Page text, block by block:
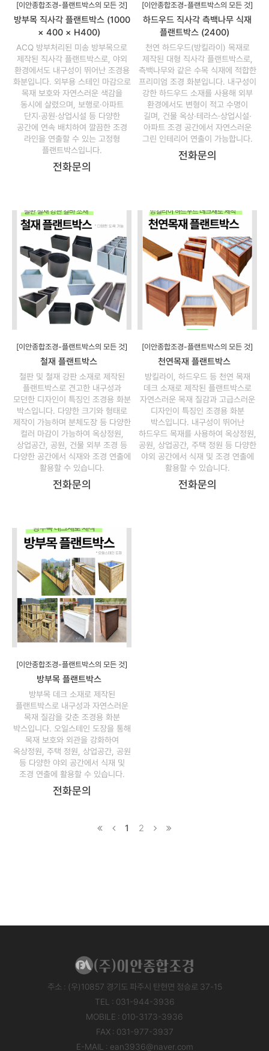
[이안종합조경-플랜트박스의 모든 것]
방부목 직사각 플랜트박스 (1000
× 400 × H400)
ACQ 방부처리된 미송 방부목으로
제작된 직사각 플랜트박스로, 야외
환경에서도 내구성이 뛰어난 조경용
화분입니다. 외부용 스테인 마감으로
목재 보호와 자연스러운 색감을
동시에 살렸으며, 보행로·아파트
단지·공원·상업시설 등 다양한
공간에 연속 배치하여 깔끔한 조경
라인을 연출할 수 있는 고정형
플랜트박스입니다.
전화문의
[이안종합조경-플랜트박스의 모든 것]
하드우드 직사각 측백나무 식재
플랜트박스 (2400)
천연 하드우드(방킬라이) 목재로
제작된 대형 직사각 플랜트박스로,
측백나무와 같은 수목 식재에 적합한
프리미엄 조경 화분입니다. 내구성이
강한 하드우드 소재를 사용해 외부
환경에서도 변형이 적고 수명이
길며, 건물 옥상·테라스·상업시설·
아파트 조경 공간에서 자연스러운
그린 인테리어 연출이 가능합니다.
전화문의
[이안종합조경-플랜트박스의 모든 것]
철재 플랜트박스
철판 및 철재 강판 소재로 제작된
플랜트박스로 견고한 내구성과
모던한 디자인이 특징인 조경용 화분
박스입니다. 다양한 크기와 형태로
제작이 가능하며 분체도장 등 다양한
컬러 마감이 가능하여 옥상정원,
상업공간, 공원, 건물 외부 조경 등
다양한 공간에서 식재와 조경 연출에
활용할 수 있습니다.
전화문의
[이안종합조경-플랜트박스의 모든 것]
천연목재 플랜트박스
방킬라이, 하드우드 등 천연 목재
데크 소재로 제작된 플랜트박스로
자연스러운 목재 질감과 고급스러운
디자인이 특징인 조경용 화분
박스입니다. 내구성이 뛰어난
하드우드 목재를 사용하여 옥상정원,
공원, 상업공간, 주택 정원 등 다양한
야외 공간에서 식재 및 조경 연출에
활용할 수 있습니다.
전화문의
[이안종합조경-플랜트박스의 모든 것]
방부목 플랜트박스
방부목 데크 소재로 제작된
플랜트박스로 내구성과 자연스러운
목재 질감을 갖춘 조경용 화분
박스입니다. 오일스테인 도장을 통해
목재 보호와 외관을 강화하여
옥상정원, 주택 정원, 상업공간, 공원
등 다양한 야외 공간에서 식재 및
조경 연출에 활용할 수 있습니다.
전화문의
1 2
주소 : (우)10857 경기도 파주시 탄현면 정승로 37-15
TEL : 031-944-3936
MOBILE : 010-3173-3936
FAX : 031-977-3937
E-MAIL : ean3936@naver.com